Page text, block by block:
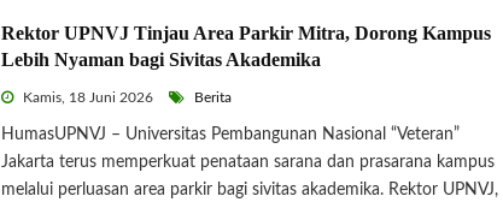
Rektor UPNVJ Tinjau Area Parkir Mitra, Dorong Kampus
Lebih Nyaman bagi Sivitas Akademika
Kamis, 18 Juni 2026 Berita
HumasUPNVJ – Universitas Pembangunan Nasional “Veteran”
Jakarta terus memperkuat penataan sarana dan prasarana kampus
melalui perluasan area parkir bagi sivitas akademika. Rektor UPNVJ,